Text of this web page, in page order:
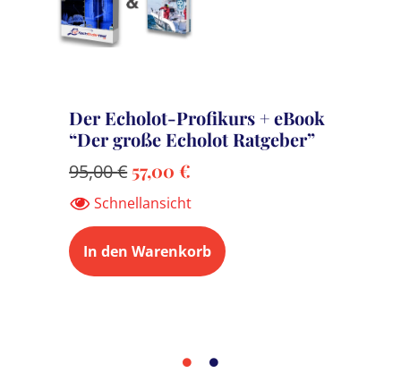
Der Echolot-Profikurs + eBook
“Der große Echolot Ratgeber”
95,00€ 57,00€
Schnellansicht
In den Warenkorb